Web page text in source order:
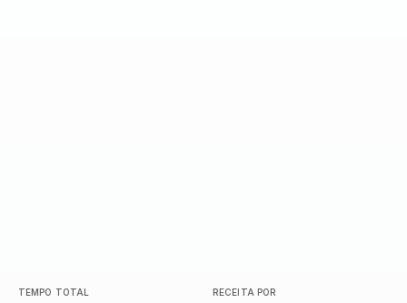
TEMPO TOTAL RECEITA POR